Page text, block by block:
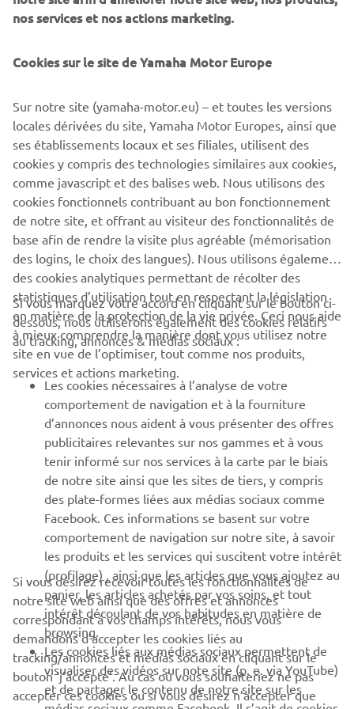
until end of May 2019. To find out where the tour goes,
click below:
FIND OUT MORE
CORPORATE
BUSINESS
PLUS DE YAMAHA
SOUTIEN
BULLETIN
Soyez le premier à connaître les dernières offres, les événements
spéciaux, les nouveautés et bien plus encore
S'ABONNER
Lisez notre politique de confidentialité pour savoir comment
nous traitons vos données personnelles :Politique de
nos services et nos actions marketing.
Cookies sur le site de Yamaha Motor Europe
Sur notre site (yamaha-motor.eu) – et toutes les versions
locales dérivées du site, Yamaha Motor Europes, ainsi que
ses établissements locaux et ses filiales, utilisent des
cookies y compris des technologies similaires aux cookies,
comme javascript et des balises web. Nous utilisons des
cookies fonctionnels contribuant au bon fonctionnement
de notre site, et offrant au visiteur des fonctionnalités de
base afin de rendre la visite plus agréable (mémorisation
des logins, le choix des langues). Nous utilisons également
des cookies analytiques permettant de récolter des
statistiques d’utilisation tout en respectant la législation
en matière de la protection de la vie privée. Ceci nous aide
à mieux comprendre la manière dont vous utilisez notre
site en vue de l’optimiser, tout comme nos produits,
services et actions marketing.
Si vous marquez votre accord en cliquant sur le bouton ci-
dessous, nous utiliserons également des cookies relatifs
au tracking, annonces & médias sociaux :
Les cookies nécessaires à l’analyse de votre
comportement de navigation et à la fourniture
d’annonces nous aident à vous présenter des offres
publicitaires relevantes sur nos gammes et à vous
tenir informé sur nos services à la carte par le biais
de notre site ainsi que les sites de tiers, y compris
des plate-formes liées aux médias sociaux comme
Facebook. Ces informations se basent sur votre
comportement de navigation sur notre site, à savoir
les produits et les services qui suscitent votre intérêt
(profilage) , ainsi que les articles que vous ajoutez au
panier, les articles achetés par vos soins, et tout
intérêt découlant de vos habitudes en matière de
browsing.
Les cookies liés aux médias sociaux permettent de
visualiser des vidéos sur note site (p. e. via YouTube)
et de partager le contenu de notre site sur les
Si vous désirez recevoir toutes les fonctionnalités de
notre site web ainsi que des offres et annonces
correspondant à vos champs intérêts, nous vous
demandons d’accepter les cookies liés au
tracking/annonces et médias sociaux en cliquant sur le
bouton ‘j’accepte’. Au cas où vous souhaiteriez ne pas
accepter ces cookies ou si vous désirez n’accepter que